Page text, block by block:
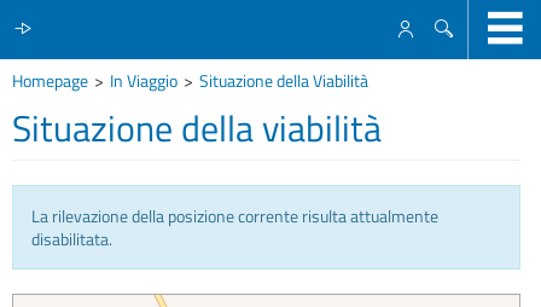
IL CCISS
INFO E MEDIA
IN VIAGGIO
Homepage In Viaggio Situazione della Viabilità
Situazione della viabilità
La rilevazione della posizione corrente risulta attualmente
disabilitata.